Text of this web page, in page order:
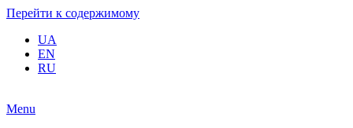
Перейти к содержимому
UA
EN
RU
Menu